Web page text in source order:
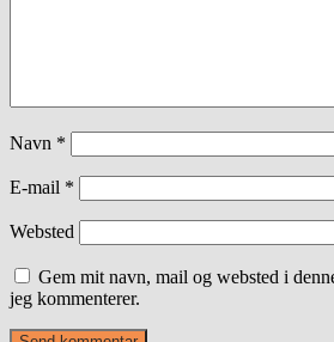
Navn *
E-mail *
Websted
Gem mit navn, mail og websted i
jeg kommenterer.